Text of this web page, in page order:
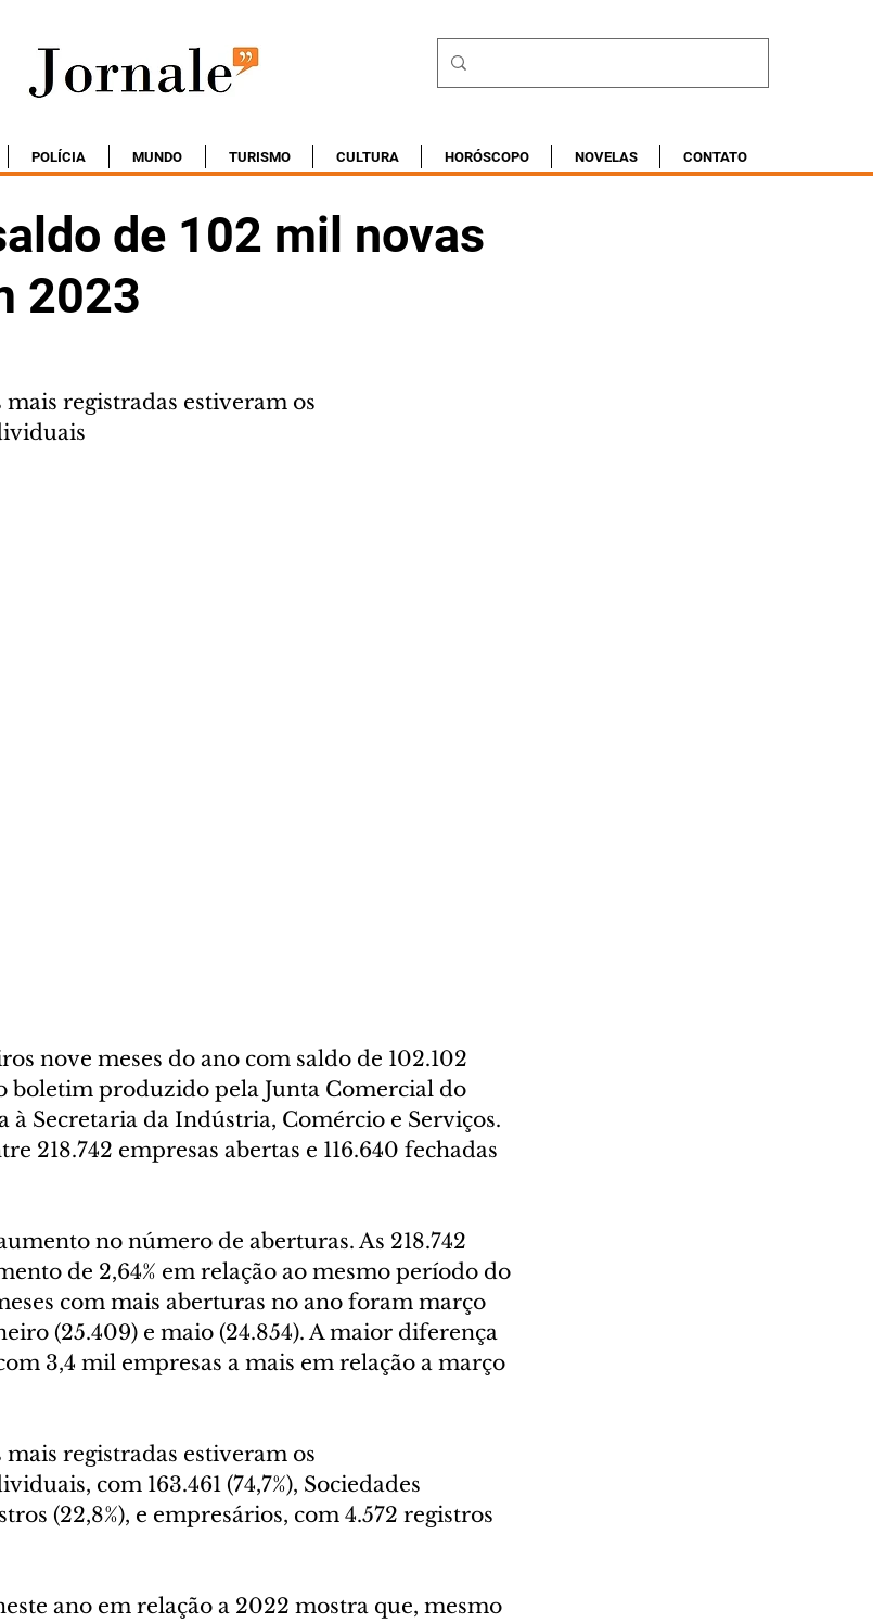
POLÍCIA MUNDO TURISMO CULTURA HORÓSCOPO NOVELAS CONTATO
de 102 mil novas
2023
registradas estiveram os
nove meses do ano com saldo de 102.102
boletim produzido pela Junta Comercial do
à Secretaria da Indústria, Comércio e Serviços.
218.742 empresas abertas e 116.640 fechadas
no número de aberturas. As 218.742
de 2,64% em relação ao mesmo período do
com mais aberturas no ano foram março
(25.409) e maio (24.854). A maior diferença
3,4 mil empresas a mais em relação a março
registradas estiveram os
com 163.461 (74,7%), Sociedades
(22,8%), e empresários, com 4.572 registros
ano em relação a 2022 mostra que, mesmo